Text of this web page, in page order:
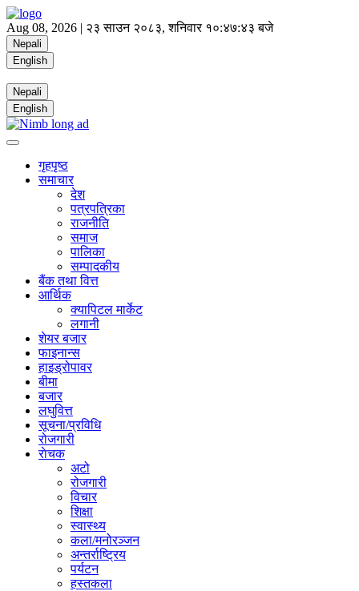
Aug 08, 2026 | २३ साउन २०८३, शनिवार १०:४७:४३ बजे
Nepali
English
Nepali
English
गृहपृष्ठ
समाचार
देश
पत्रपत्रिका
राजनीति
समाज
पालिका
सम्पादकीय
बैंक तथा वित्त
आर्थिक
क्यापिटल मार्केट
लगानी
शेयर बजार
फाइनान्स
हाइड्रोपावर
बीमा
बजार
लघुवित्त
सूचना/प्रविधि
रोजगारी
राेचक
अटो
रोजगारी
विचार
शिक्षा
स्वास्थ्य
कला/मनोरञ्जन
अन्तर्राष्ट्रिय
पर्यटन
हस्तकला